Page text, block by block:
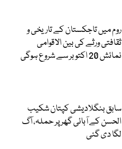
روم میں تاجکستان کے تاریخی و
ثقافتی ورثے کی بین الاقوامی
نمائش 20 اکتوبر سے شروع ہوگی
سابق بنگلادیشی کپتان شکیب
الحسن کے آبائی گھر پر حملہ، آگ
لگا دی گئی